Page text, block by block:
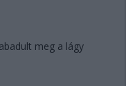
meg a lágy